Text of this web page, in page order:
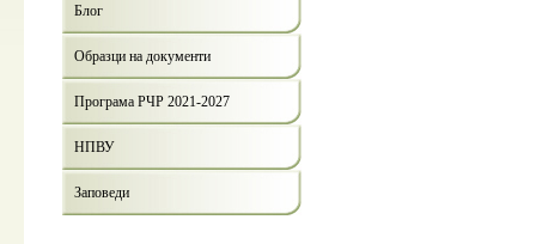
Блог
Образци на документи
Програма РЧР 2021-2027
НПВУ
Заповеди